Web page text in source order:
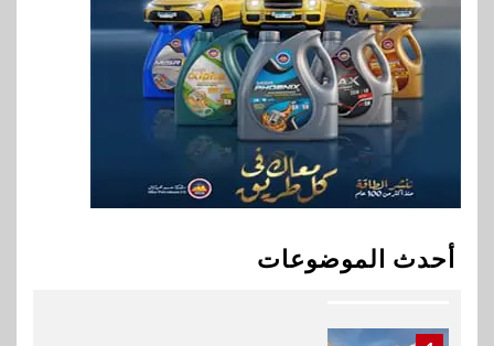
أحدث الموضوعات
9 اقتصاد
إي اف چي فاينانس تستعرض
خطط نمو «بلد» لتعزيز حضورها
في سوق تحويلات المصريين
بالخارج
بيان توضيحي صادر عن شركة
ناتجاس